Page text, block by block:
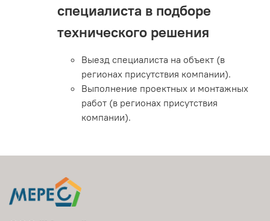
специалиста в подборе
технического решения
Выезд специалиста на объект (в
регионах присутствия компании).
Выполнение проектных и монтажных
работ (в регионах присутствия
компании).